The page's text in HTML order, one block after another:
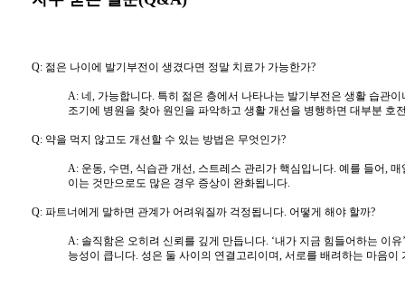
Q: 젊은 나이에 발기부전이 생겼다면 정말 치료가 가능한가?
A: 네, 가능합니다. 특히 젊은 층에서 나타나는 발기부전은 생활 습관
조기에 병원을 찾아 원인을 파악하고 생활 개선을 병행하면 대부분 호
Q: 약을 먹지 않고도 개선할 수 있는 방법은 무엇인가?
A: 운동, 수면, 식습관 개선, 스트레스 관리가 핵심입니다. 예를 들어,
이는 것만으로도 많은 경우 증상이 완화됩니다.
Q: 파트너에게 말하면 관계가 어려워질까 걱정됩니다. 어떻게 해야 할까?
A: 솔직함은 오히려 신뢰를 깊게 만듭니다. ‘내가 지금 힘들어하는 이
능성이 큽니다. 성은 둘 사이의 연결고리이며, 서로를 배려하는 마음이